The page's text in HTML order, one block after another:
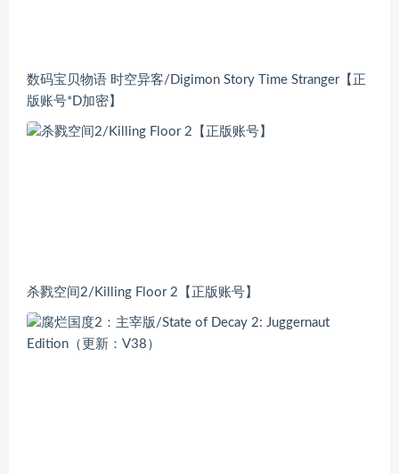
数码宝贝物语 时空异客/Digimon Story Time Stranger【正
版账号*D加密】
杀戮空间2/Killing Floor 2【正版账号】